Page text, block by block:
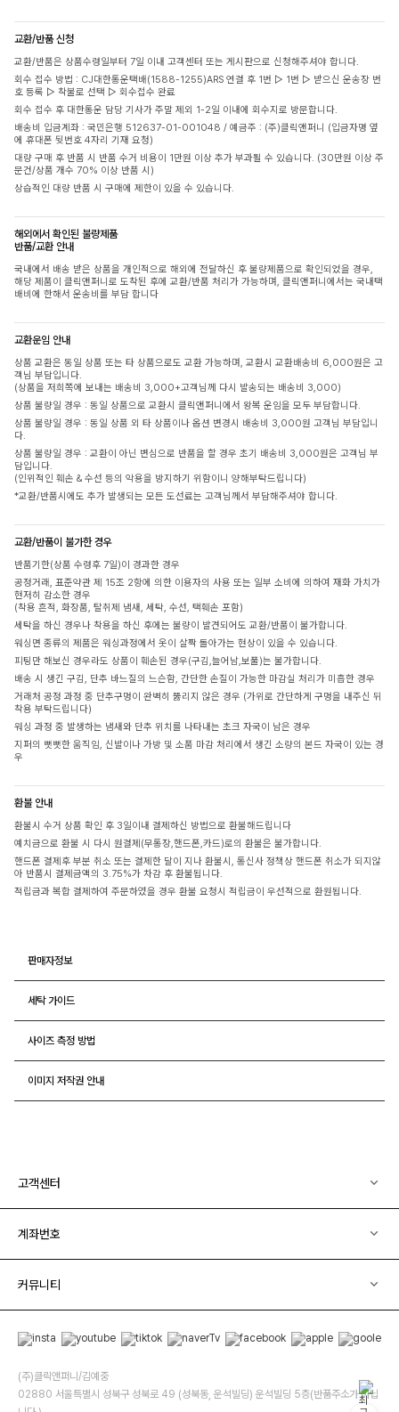
교환/반품 신청
교환/반품은 상품수령일부터 7일 이내 고객센터 또는 게시판으로 신청해주셔야 합니다.
회수 접수 방법 : CJ대한통운택배(1588-1255)ARS 연결 후 1번 ▷ 1번 ▷ 받으신 운송장 번
호 등록 ▷ 착불로 선택 ▷ 회수접수 완료
회수 접수 후 대한통운 담당 기사가 주말 제외 1-2일 이내에 회수지로 방문합니다.
배송비 입금계좌 : 국민은행 512637-01-001048 / 예금주 : (주)클릭앤퍼니 (입금자명 옆
에 휴대폰 뒷번호 4자리 기재 요청)
대량 구매 후 반품 시 반품 수거 비용이 1만원 이상 추가 부과될 수 있습니다. (30만원 이상 주
문건/상품 개수 70% 이상 반품 시)
상습적인 대량 반품 시 구매에 제한이 있을 수 있습니다.
해외에서 확인된 불량제품
반품/교환 안내
국내에서 배송 받은 상품을 개인적으로 해외에 전달하신 후 불량제품으로 확인되었을 경우,
해당 제품이 클릭앤퍼니로 도착된 후에 교환/반품 처리가 가능하며, 클릭앤퍼니에서는 국내택
배비에 한해서 운송비를 부담 합니다
교환운임 안내
상품 교환은 동일 상품 또는 타 상품으로도 교환 가능하며, 교환시 교환배송비 6,000원은 고
객님 부담입니다.
(상품을 저희쪽에 보내는 배송비 3,000+고객님께 다시 발송되는 배송비 3,000)
상품 불량일 경우 : 동일 상품으로 교환시 클릭앤퍼니에서 왕복 운임을 모두 부담합니다.
상품 불량일 경우 : 동일 상품 외 타 상품이나 옵션 변경시 배송비 3,000원 고객님 부담입니
다.
상품 불량일 경우 : 교환이 아닌 변심으로 반품을 할 경우 초기 배송비 3,000원은 고객님 부
담입니다.
(인위적인 훼손 & 수선 등의 악용을 방지하기 위함이니 양해부탁드립니다)
*교환/반품시에도 추가 발생되는 모든 도선료는 고객님께서 부담해주셔야 합니다.
교환/반품이 불가한 경우
반품기한(상품 수령후 7일)이 경과한 경우
공정거래, 표준약관 제 15조 2항에 의한 이용자의 사용 또는 일부 소비에 의하여 재화 가치가
현저히 감소한 경우
(착용 흔적, 화장품, 탈취제 냄새, 세탁, 수선, 택훼손 포함)
세탁을 하신 경우나 착용을 하신 후에는 불량이 발견되어도 교환/반품이 불가합니다.
워싱면 종류의 제품은 워싱과정에서 옷이 살짝 돌아가는 현상이 있을 수 있습니다.
피팅만 해보신 경우라도 상품이 훼손된 경우(구김,늘어남,보풀)는 불가합니다.
배송 시 생긴 구김, 단추 바느질의 느슨함, 간단한 손질이 가능한 마감실 처리가 미흡한 경우
거래처 공정 과정 중 단추구멍이 완벽히 뚫리지 않은 경우 (가위로 간단하게 구멍을 내주신 뒤
착용 부탁드립니다)
워싱 과정 중 발생하는 냄새와 단추 위치를 나타내는 초크 자국이 남은 경우
지퍼의 뻣뻣한 움직임, 신발이나 가방 및 소품 마감 처리에서 생긴 소량의 본드 자국이 있는 경
우
환불 안내
환불시 수거 상품 확인 후 3일이내 결제하신 방법으로 환불해드립니다
예치금으로 환불 시 다시 원결제(무통장,핸드폰,카드)로의 환불은 불가합니다.
핸드폰 결제후 부분 취소 또는 결제한 달이 지나 환불시, 통신사 정책상 핸드폰 취소가 되지않
아 반품시 결제금액의 3.75%가 차감 후 환불됩니다.
적립금과 복합 결제하여 주문하였을 경우 환불 요청시 적립금이 우선적으로 환원됩니다.
판매자정보
세탁 가이드
사이즈 측정 방법
이미지 저작권 안내
고객센터
계좌번호
커뮤니티
(주)클릭앤퍼니/김예중
02880 서울특별시 성북구 성북로 49 (성북동, 운석빌딩) 운석빌딩 5층(반품주소가 아닙